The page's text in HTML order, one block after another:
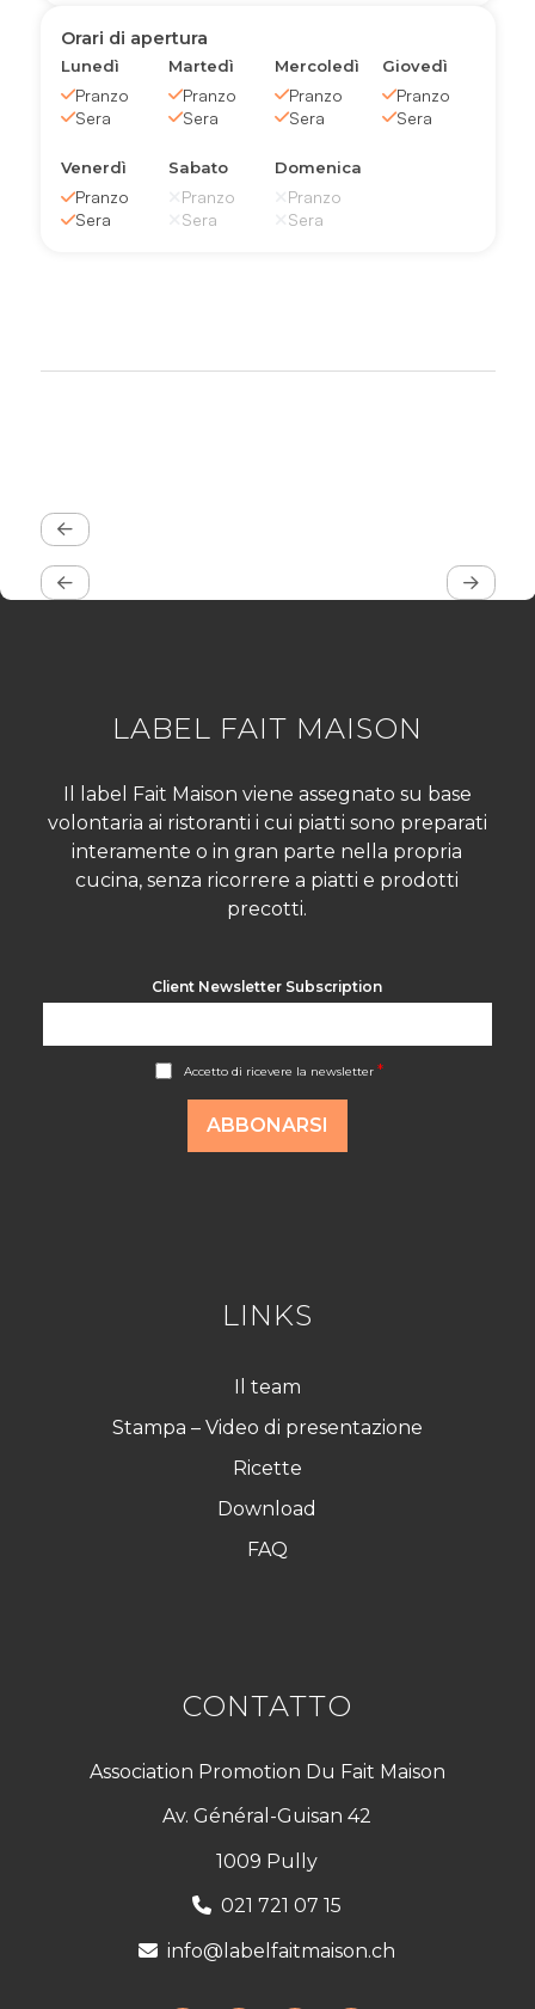
Orari di apertura
Lunedì
Pranzo
Sera
Martedì
Pranzo
Sera
Mercoledì
Pranzo
Sera
Giovedì
Pranzo
Sera
Venerdì
Pranzo
Sera
Sabato
Pranzo
Sera
Domenica
Pranzo
Sera
LABEL FAIT MAISON
Il label Fait Maison viene assegnato su base
volontaria ai ristoranti i cui piatti sono preparati
interamente o in gran parte nella propria
cucina, senza ricorrere a piatti e prodotti
precotti.
Client Newsletter Subscription
Accetto di ricevere la newsletter *
ABBONARSI
LINKS
Il team
Stampa – Video di presentazione
Ricette
Download
FAQ
CONTATTO
Association Promotion Du Fait Maison
Av. Général-Guisan 42
1009 Pully
021 721 07 15
info@labelfaitmaison.ch